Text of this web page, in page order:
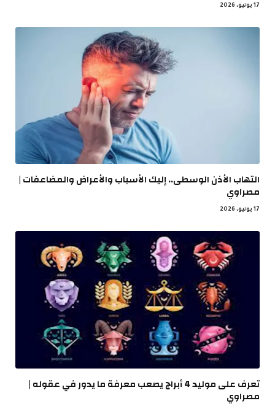
17 يونيو، 2026
التهاب الأذن الوسطى.. إليك الأسباب والأعراض والمضاعفات |
مصراوي
17 يونيو، 2026
تعرف على موليد 4 أبراج يصعب معرفة ما يدور في عقوله |
مصراوي